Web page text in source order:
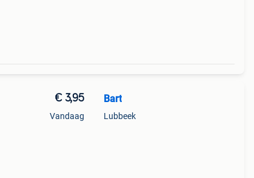
€ 3,95
Vandaag
Bart
Lubbeek